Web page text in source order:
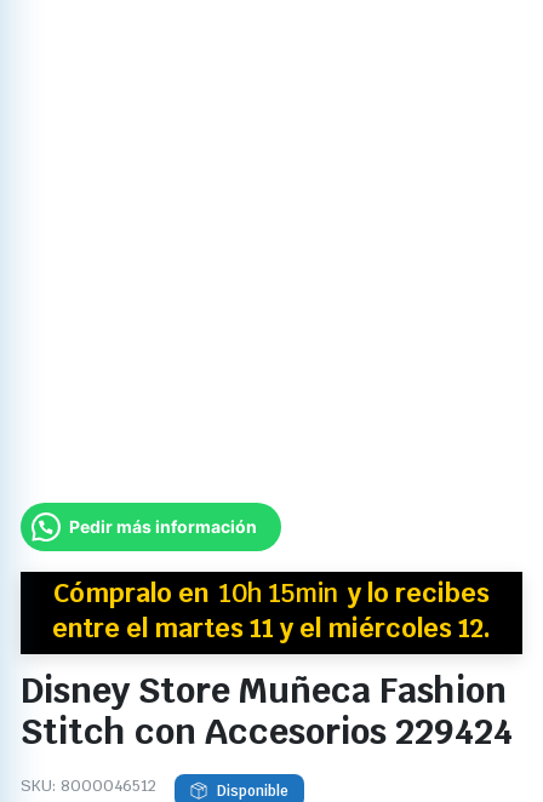
Pedir más información
Cómpralo en 10h 15min y lo recibes
entre el martes 11 y el miércoles 12.
Disney Store Muñeca Fashion
Stitch con Accesorios 229424
SKU: 8000046512 Disponible